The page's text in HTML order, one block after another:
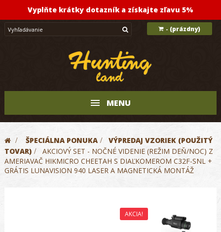
Vyplňte krátky dotazník a získajte zľavu 5%
- (prázdny)
MENU
> ŠPECIÁLNA PONUKA >
VÝPREDAJ VZORIEK (POUŽITÝ
TOVAR) >
AKCIOVÝ SET - NOČNÉ VIDENIE (REŽIM DEŇ/NOC) Z
AMERIAVAČ HIKMICRO CHEETAH S DIAĽKOMEROM C32F-SNL +
GRÁTIS LUNAVISION 940 LASER A MAGNETICKÁ MONTÁŽ
AKCIA!